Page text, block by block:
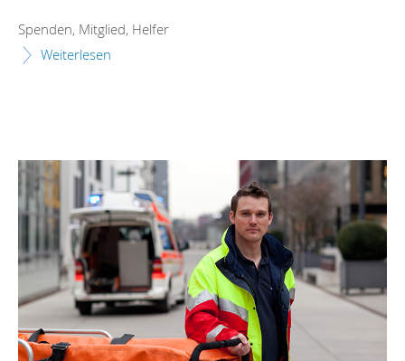
Spenden, Mitglied, Helfer
Weiterlesen